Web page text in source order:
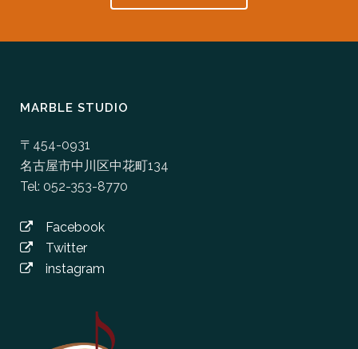
MARBLE STUDIO
〒454-0931
名古屋市中川区中花町134
Tel: 052-353-8770
Facebook
Twitter
instagram